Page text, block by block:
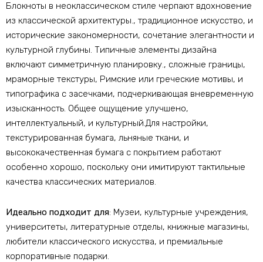
Блокноты в неоклассическом стиле черпают вдохновение
из классической архитектуры., традиционное искусство, и
исторические закономерности, сочетание элегантности и
культурной глубины. Типичные элементы дизайна
включают симметричную планировку., сложные границы,
мраморные текстуры, Римские или греческие мотивы, и
типографика с засечками, подчеркивающая вневременную
изысканность. Общее ощущение улучшено,
интеллектуальный, и культурный.Для настройки,
текстурированная бумага, льняные ткани, и
высококачественная бумага с покрытием работают
особенно хорошо, поскольку они имитируют тактильные
качества классических материалов.
Идеально подходит для: Музеи, культурные учреждения,
университеты, литературные отделы, книжные магазины,
любители классического искусства, и премиальные
корпоративные подарки.